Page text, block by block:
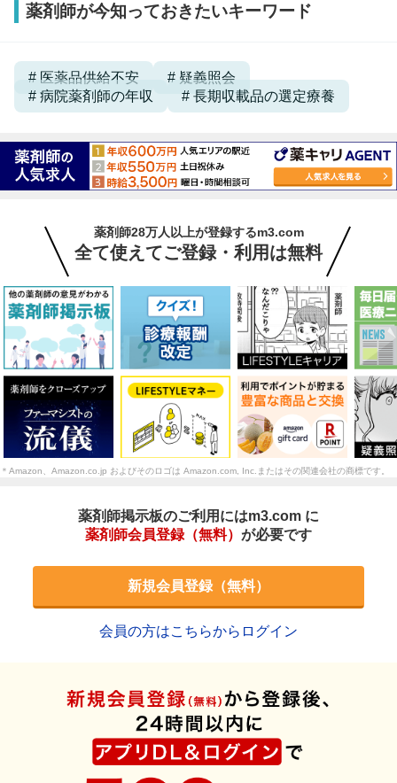
薬剤師が今知っておきたいキーワード
医薬品供給不安
疑義照会
病院薬剤師の年収
長期収載品の選定療養
薬剤師28万人以上が登録するm3.com
全て使えてご登録・利用は無料
＊Amazon、Amazon.co.jp およびそのロゴは Amazon.com, Inc.またはその関連会社の商標です。
薬剤師掲示板のご利用にはm3.com に
薬剤師会員登録（無料） が必要です
新規会員登録（無料）
会員の方はこちらからログイン